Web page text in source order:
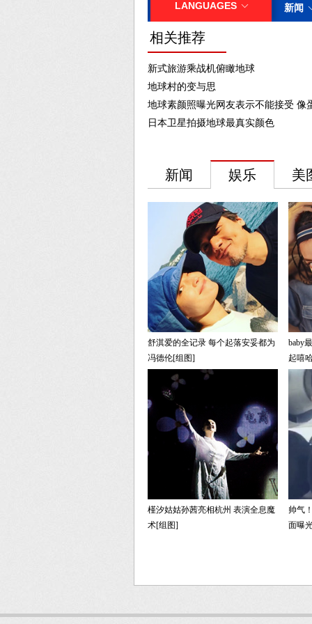
相关推荐
新式旅游乘战机俯瞰地球
地球村的变与思
地球素颜照曝光网友表示不能接受 像
日本卫星拍摄地球最真实颜色